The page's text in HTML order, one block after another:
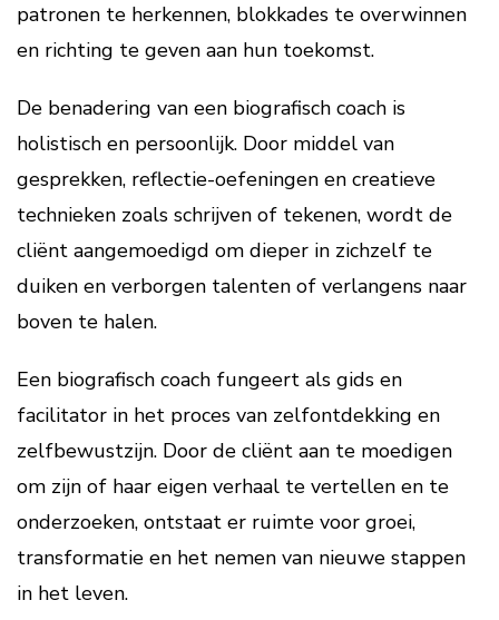
patronen te herkennen, blokkades te overwinnen
en richting te geven aan hun toekomst.
De benadering van een biografisch coach is
holistisch en persoonlijk. Door middel van
gesprekken, reflectie-oefeningen en creatieve
technieken zoals schrijven of tekenen, wordt de
cliënt aangemoedigd om dieper in zichzelf te
duiken en verborgen talenten of verlangens naar
boven te halen.
Een biografisch coach fungeert als gids en
facilitator in het proces van zelfontdekking en
zelfbewustzijn. Door de cliënt aan te moedigen
om zijn of haar eigen verhaal te vertellen en te
onderzoeken, ontstaat er ruimte voor groei,
transformatie en het nemen van nieuwe stappen
in het leven.